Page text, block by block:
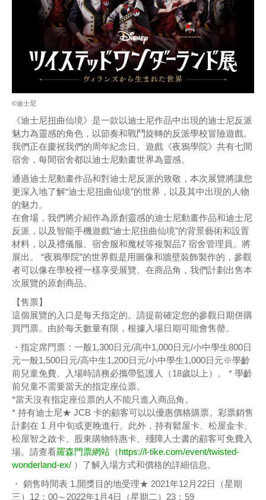
©迪士尼
《迪士尼扭曲仙境》是一款以迪士尼作品中出現的迪士尼反派
魅力為靈感的角色，以節奏和戰鬥旋轉的反派學校冒險遊戲。
我們正在慶祝我們的周年紀念日。遊戲《夜鴉學院》共有七間
宿舍，每間宿舍都以迪士尼動畫世界為靈感。
通過迪士尼動畫作品和對迪士尼反派的致敬，本次展覽將讓您
更深入地了解“迪士尼扭曲仙境”的世界，以及其中出現的人物
的魅力。
在會場，我們將介紹作為原創靈感的迪士尼動畫作品和迪士尼
反派，以及智能手機遊戲“迪士尼扭曲仙境”的背景藝術和設置
材料，以及禮儀服、宿舍服和魔杖等複製品7 宿舍管理員。將
展出。 “夜鴉學院”的世界觀是用圖像和牆壁裝飾製作的，參觀
者可以像在學校裡一樣享受展覽。在商品角，我們計劃出售本
次展覽的原創商品。
【售票】
這個展覽的入口是每天指定的。請提前確定您的參觀日期併購
買門票。由於每天數量有限，根據入場日期可能會售罄。
・指定席門票：一般1,300日元/高中1,000日元/小中學生800日
元一般1,500日元/高中生1,200日元/小中學生1,000日元※學齡
前兒童免費。入場時請務必攜帶監護人（18歲以上）。 * 學齡
前兒童不需要當天的指定座位票。
*當天沒有指定座位票的人不能只進入商品角。
* 持有迪士尼★ JCB 卡的顧客可以以優惠價格購票。彩票銷售
計劃在 1 月中旬或更晚進行。此外，持有鬆屋卡、松屋金卡、
松屋智之啟卡、股東購物特惠卡、殘障人士書的顧客可免費入
場。請查看羅森門票網站（https://l-tike.com/event/twisted-
wonderland-ex/ ）了解入場方式和價格的詳細信息。
・ 銷售時間表 1.開獎目的地受理★ 2021年12月22日（星期
三）12：00～2022年1月4日（星期二）23：59